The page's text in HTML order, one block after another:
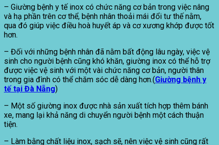
– Giường bệnh y tế inox có chức năng cơ bản trong việc nâng
và hạ phần trên cơ thể, bệnh nhân thoải mái đổi tư thế nằm,
qua đó giúp việc điều hoà huyết áp và cơ xương khớp được tốt
hơn.
– Đối với những bệnh nhân đã nằm bất động lâu ngày, việc vệ
sinh cho người bệnh cũng khó khăn, giường inox có thể hỗ trợ
được việc vệ sinh với một vài chức năng cơ bản, người thân
trong gia đình có thể chăm sóc dễ dàng hơn.(Giường bệnh y
tế tại Đà Nẵng)
– Một số giường inox được nhà sản xuất tích hợp thêm bánh
xe, mang lại khả năng di chuyển người bệnh một cách thuận
tiện.
– Làm bằng chất liệu inox, sạch sẽ, nên việc vệ sinh cũng rất